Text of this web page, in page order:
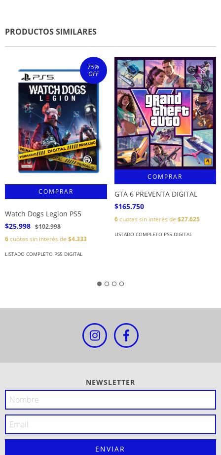
PRODUCTOS SIMILARES
75%
OFF
Watch Dogs Legion PS5
$25.998 $102.998
6cuotas sin interés de $4.333
LISTADO COMPLETO PS5 DIGITAL
COMPRAR
GTA 6 PREVENTA DIGITAL
$165.750
6cuotas sin interés de $27.625
LISTADO COMPLETO PS5 DIGITAL
NEWSLETTER